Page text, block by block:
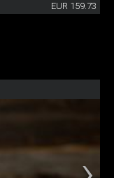
EUR 159.73